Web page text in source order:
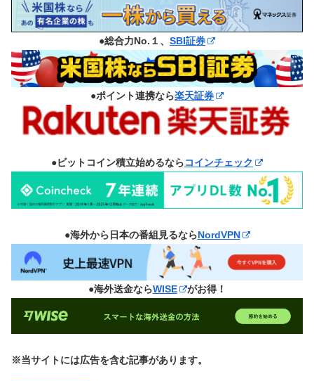
●総合力No.１、 SBI証券
●ポイント連携なら楽天証券
●ビットコイン積立始めるならコインチェック
●海外から日本の番組見るならNordVPN
●海外送金ならWISE がお得！
※当サイトには広告を含む記事があります。